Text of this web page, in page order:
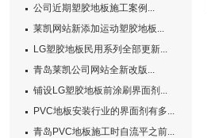
公司近期塑胶地板施工案例...
莱凯网站新添加运动塑胶地板...
LG塑胶地板民用系列全部更新...
青岛莱凯公司网站全新改版...
铺设LG塑胶地板前涂刷界面剂...
PVC地板安装行业的界面剂有多...
青岛PVC地板施工时自流平之前...